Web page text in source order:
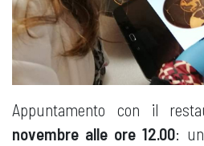
Appuntamento con il
novembre alle ore 12.00: